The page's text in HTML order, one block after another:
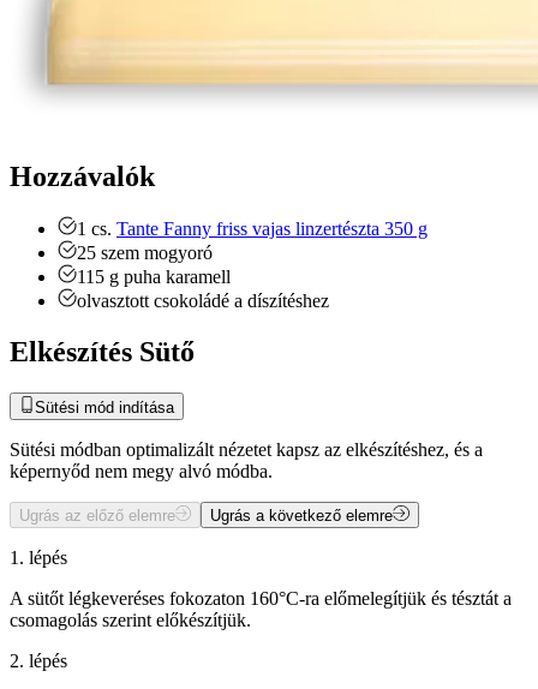
Hozzávalók
1 cs. Tante Fanny friss vajas linzertészta 350 g
25 szem mogyoró
115 g puha karamell
olvasztott csokoládé a díszítéshez
Elkészítés Sütő
Sütési mód indítása
Sütési módban optimalizált nézetet kapsz az elkészítéshez, és a
képernyőd nem megy alvó módba.
Ugrás az előző elemre Ugrás a következő elemre
1. lépés
A sütőt légkeveréses fokozaton 160°C-ra előmelegítjük és tésztát a
csomagolás szerint előkészítjük.
2. lépés